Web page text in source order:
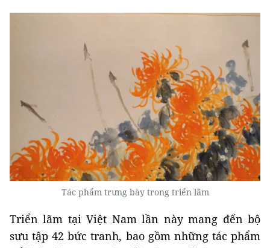
Tác phẩm trưng bày trong triển lãm
Triển lãm tại Việt Nam lần này mang đến bộ
sưu tập 42 bức tranh, bao gồm những tác phẩm